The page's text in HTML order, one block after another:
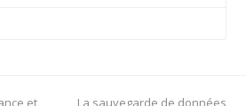
et
next
La sauvegarde de données